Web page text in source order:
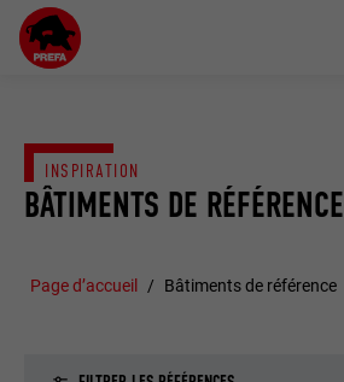
BÂTIMENTS DE RÉFÉRENCE
INSPIRATION
Page d’accueil Bâtiments de référence